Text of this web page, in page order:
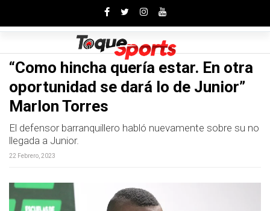
“Como hincha quería estar. En otra
oportunidad se dará lo de Junior”
Marlon Torres
El defensor barranquillero habló nuevamente sobre su no
llegada a Junior.
22 Febrero, 2023